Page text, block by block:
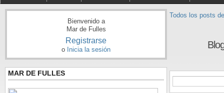
Bienvenido a
Mar de Fulles
Registrarse
o Inicia la sesión
MAR DE FULLES
Todos los posts